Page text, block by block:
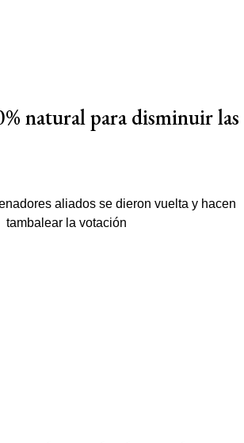
natural para disminuir las